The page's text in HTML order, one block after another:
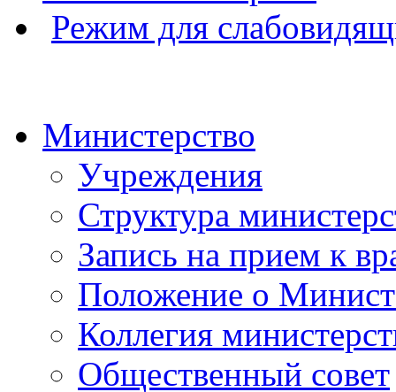
Режим для
Министерство
Учреждения
Структура
Запись на прием к
Положение о
Коллегия
Общественный совет